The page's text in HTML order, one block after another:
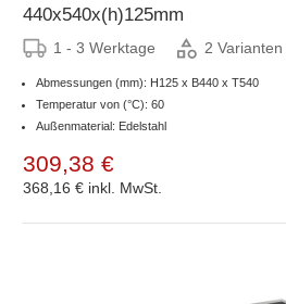
440x540x(h)125mm
1 - 3 Werktage 2 Varianten
Abmessungen (mm): H125 x B440 x T540
Temperatur von (°C): 60
Außenmaterial: Edelstahl
309,38 €
368,16 € inkl. MwSt.